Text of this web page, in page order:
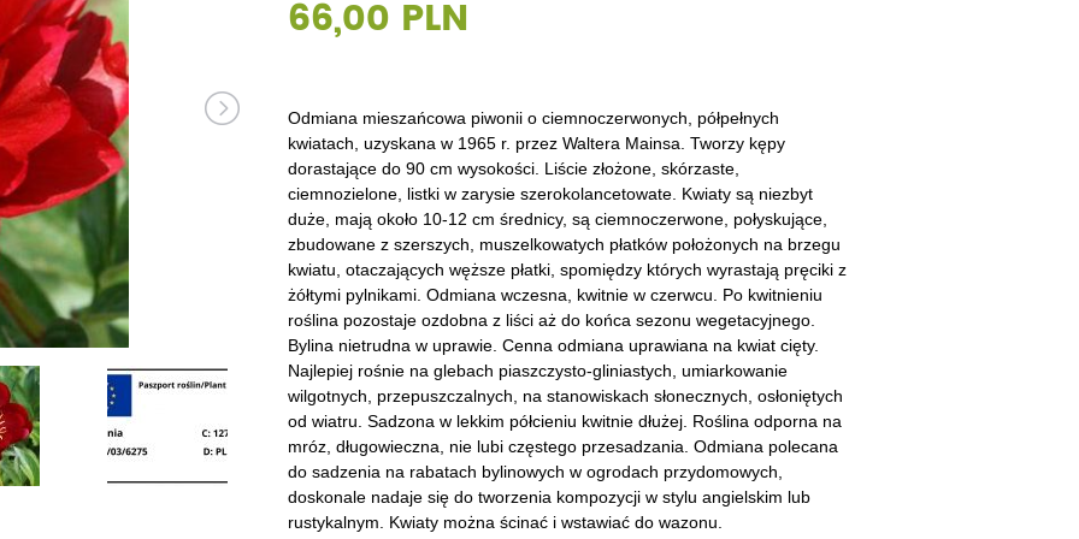
Truskawki i poziomki
Winogrona
Żurawiny
Pozostałe
Dęby
Glediczje
Głogi
Graby
Jabłonie ozdobne
Jarzębiny i jarząby
Kasztanowce
Wiązy
Wiśnie ozdobne
Złotokapy
Pozostałe
Derenie
Hibiskusy
Hortensje
Jaśminowce
Kaliny
Kalmie
Krzewuszki
Piwonie
Pnącza
Powojniki - Clematisy
Różaneczniki
Tawuły i tawułki
Wisterie
Żarnowce
Pozostałe
66,00 PLN
Odmiana mieszańcowa piwonii o ciemnoczerwonych, półpełnych
kwiatach, uzyskana w 1965 r. przez Waltera Mainsa. Tworzy kępy
dorastające do 90 cm wysokości. Liście złożone, skórzaste,
ciemnozielone, listki w zarysie szerokolancetowate. Kwiaty są niezbyt
duże, mają około 10-12 cm średnicy, są ciemnoczerwone, połyskujące,
zbudowane z szerszych, muszelkowatych płatków położonych na brzegu
kwiatu, otaczających węższe płatki, spomiędzy których wyrastają pręciki z
żółtymi pylnikami. Odmiana wczesna, kwitnie w czerwcu. Po kwitnieniu
roślina pozostaje ozdobna z liści aż do końca sezonu wegetacyjnego.
Bylina nietrudna w uprawie. Cenna odmiana uprawiana na kwiat cięty.
Najlepiej rośnie na glebach piaszczysto-gliniastych, umiarkowanie
wilgotnych, przepuszczalnych, na stanowiskach słonecznych, osłoniętych
od wiatru. Sadzona w lekkim półcieniu kwitnie dłużej. Roślina odporna na
mróz, długowieczna, nie lubi częstego przesadzania. Odmiana polecana
do sadzenia na rabatach bylinowych w ogrodach przydomowych,
doskonale nadaje się do tworzenia kompozycji w stylu angielskim lub
rustykalnym. Kwiaty można ścinać i wstawiać do wazonu.